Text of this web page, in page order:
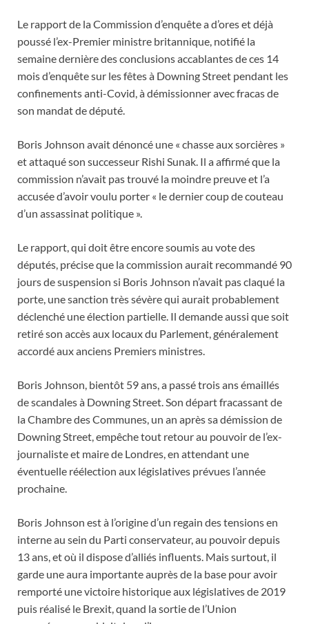
Le rapport de la Commission d’enquête a d’ores et déjà
poussé l’ex-Premier ministre britannique, notifié la
semaine dernière des conclusions accablantes de ces 14
mois d’enquête sur les fêtes à Downing Street pendant les
confinements anti-Covid, à démissionner avec fracas de
son mandat de député.
Boris Johnson avait dénoncé une « chasse aux sorcières »
et attaqué son successeur Rishi Sunak. Il a affirmé que la
commission n’avait pas trouvé la moindre preuve et l’a
accusée d’avoir voulu porter « le dernier coup de couteau
d’un assassinat politique ».
Le rapport, qui doit être encore soumis au vote des
députés, précise que la commission aurait recommandé 90
jours de suspension si Boris Johnson n’avait pas claqué la
porte, une sanction très sévère qui aurait probablement
déclenché une élection partielle. Il demande aussi que soit
retiré son accès aux locaux du Parlement, généralement
accordé aux anciens Premiers ministres.
Boris Johnson, bientôt 59 ans, a passé trois ans émaillés
de scandales à Downing Street. Son départ fracassant de
la Chambre des Communes, un an après sa démission de
Downing Street, empêche tout retour au pouvoir de l’ex-
journaliste et maire de Londres, en attendant une
éventuelle réélection aux législatives prévues l’année
prochaine.
Boris Johnson est à l’origine d’un regain des tensions en
interne au sein du Parti conservateur, au pouvoir depuis
13 ans, et où il dispose d’alliés influents. Mais surtout, il
garde une aura importante auprès de la base pour avoir
remporté une victoire historique aux législatives de 2019
puis réalisé le Brexit, quand la sortie de l’Union